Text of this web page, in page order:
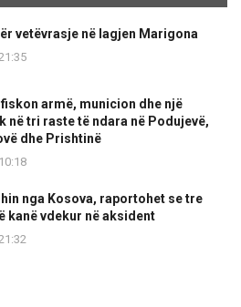
vetëvrasje në lagjen Marigona
armë, municion dhe një
në tri raste të ndara në Podujevë,
dhe Prishtinë
nga Kosova, raportohet se tre
kanë vdekur në aksident